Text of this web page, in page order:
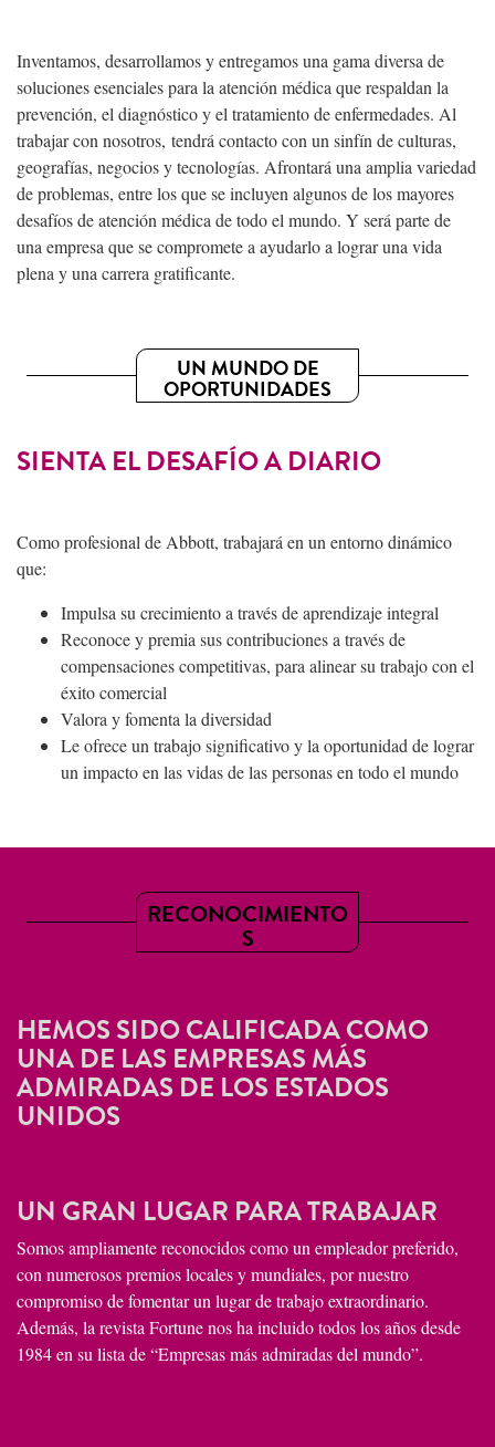
Inventamos, desarrollamos y entregamos una gama diversa de
soluciones esenciales para la atención médica que respaldan la
prevención, el diagnóstico y el tratamiento de enfermedades. Al
trabajar con nosotros, tendrá contacto con un sinfín de culturas,
geografías, negocios y tecnologías. Afrontará una amplia variedad
de problemas, entre los que se incluyen algunos de los mayores
desafíos de atención médica de todo el mundo. Y será parte de
una empresa que se compromete a ayudarlo a lograr una vida
plena y una carrera gratificante.
UN MUNDO DE
OPORTUNIDADES
SIENTA EL DESAFÍO A DIARIO
Como profesional de Abbott, trabajará en un entorno dinámico
que:
Impulsa su crecimiento a través de aprendizaje integral
Reconoce y premia sus contribuciones a través de
compensaciones competitivas, para alinear su trabajo con el
éxito comercial
Valora y fomenta la diversidad
Le ofrece un trabajo significativo y la oportunidad de lograr
un impacto en las vidas de las personas en todo el mundo
RECONOCIMIENTO
S
HEMOS SIDO CALIFICADA COMO
UNA DE LAS EMPRESAS MÁS
ADMIRADAS DE LOS ESTADOS
UNIDOS
UN GRAN LUGAR PARA TRABAJAR
Somos ampliamente reconocidos como un empleador preferido,
con numerosos premios locales y mundiales, por nuestro
compromiso de fomentar un lugar de trabajo extraordinario.
Además, la revista Fortune nos ha incluido todos los años desde
1984 en su lista de “Empresas más admiradas del mundo”.